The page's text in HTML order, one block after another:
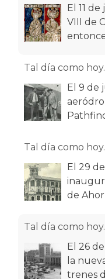
El 11
VIII de
Tal día como
El 9 de
Tal día como
El 29
de
Tal día como
El 26
la
trenes